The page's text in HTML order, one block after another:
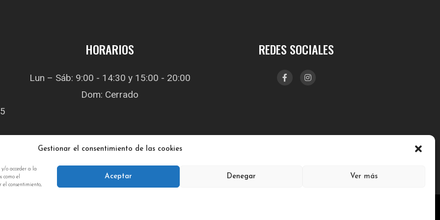
Gestionar el consentimiento de las cookies
y/o acceder a la
como el
el consentimiento,
Aceptar Denegar Ver más
HORARIOS
Lun – Sáb: 9:00 - 14:30 y 15:00 - 20:00
Dom: Cerrado
REDES SOCIALES
reservados